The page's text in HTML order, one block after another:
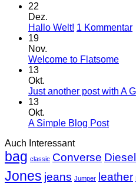
22
Dez.
Hallo Welt! 1 Kommentar
19
Nov.
Welcome to Flatsome
13
Okt.
Just another post with A
13
Okt.
A Simple Blog PostKeine
A
Simple
Blog
Auch Interessant
bag classic Converse Diesel
Jones jeans Jumper leather